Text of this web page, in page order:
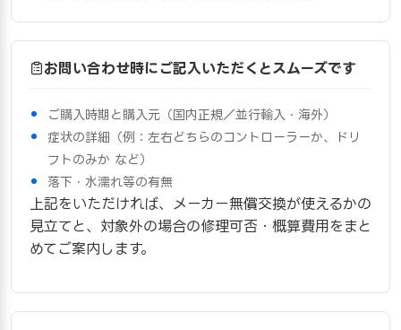
お問い合わせ時にご記入いただくとスムーズです
ご購入時期と購入元（国内正規／並行輸入・海外）
症状の詳細（例：左右どちらのコントローラーか、ドリ
フトのみか など）
落下・水濡れ等の有無
上記をいただければ、メーカー無償交換が使えるかの
見立てと、対象外の場合の修理可否・概算費用をまと
めてご案内します。